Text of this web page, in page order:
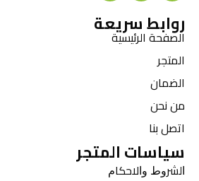
روابط سريعة
الصفحة الرئيسية
المتجر
الضمان
من نحن
اتصل بنا
سياسات المتجر
ﺍﻟﺸﺮﻭﻁ ﻭﺍﻻﺣﻜﺎﻡ